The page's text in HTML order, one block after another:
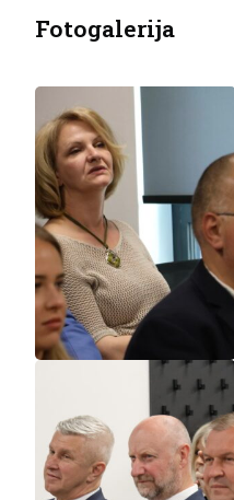
Fotogalerija